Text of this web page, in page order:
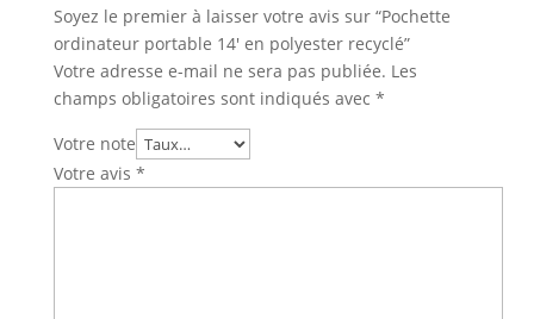
Soyez le premier à laisser votre avis sur “Pochette
ordinateur portable 14′ en polyester recyclé”
Votre adresse e-mail ne sera pas publiée. Les
champs obligatoires sont indiqués avec *
Votre note
Votre avis *